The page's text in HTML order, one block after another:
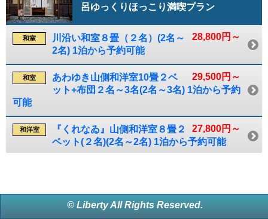
呂ゆっくりほっこり満喫プラン
28,800円～
和室
川沿い和室８畳（２名）(2名～
2名) 1泊から予約可能
29,500円～
和室
あわゆき山側和洋室10畳２ベ
ット+布団２名～3名(2名～3名) 1泊から予約
可能
27,800円～
和洋室
『くれなゐ』山側和洋室８畳２
ベット(２名)(2名～2名) 1泊から予約可能
© Liberty All Rights Reserved.